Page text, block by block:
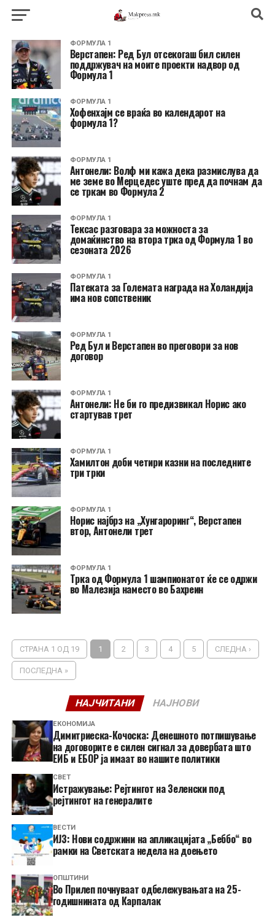
ФОРМУЛА 1
Верстапен: Ред Бул отсекогаш бил силен
поддржувач на моите проекти надвор од
Формула 1
ФОРМУЛА 1
Хофенхајм се враќа во календарот на
формула 1?
ФОРМУЛА 1
Антонели: Волф ми кажа дека размислува да
ме земе во Мерцедес уште пред да почнам да
се тркам во Формула 2
ФОРМУЛА 1
Тексас разговара за можноста за
домаќинство на втора трка од Формула 1 во
сезоната 2026
ФОРМУЛА 1
Патеката за Големата награда на Холандија
има нов сопственик
ФОРМУЛА 1
Ред Бул и Верстапен во преговори за нов
договор
ФОРМУЛА 1
Антонели: Не би го предизвикал Норис ако
стартував трет
ФОРМУЛА 1
Хамилтон доби четири казни на последните
три трки
ФОРМУЛА 1
Норис најбрз на „Хунгароринг“, Верстапен
втор, Антонели трет
ФОРМУЛА 1
Tрка од Формула 1 шампионатот ќе се одржи
во Малезија наместо во Бахреин
СТРАНА 1 ОД 19 1 2 3 4 5 СЛЕДНА ›
ПОСЛЕДНА »
НАЈЧИТАНИ НАЈНОВИ
ЕКОНОМИЈА
Димитриеска-Кочоска: Денешното потпишување
на договорите е силен сигнал за довербата што
ЕИБ и ЕБОР ја имаат во нашите политики
СВЕТ
Истражување: Рејтингот на Зеленски под
рејтингот на генералите
ВЕСТИ
ИЈЗ: Нови содржини на апликацијата „Беббо“ во
рамки на Светската недела на доењето
ОПШТИНИ
Во Прилеп почнуваат одбележувањата на 25-
годишнината од Карпалак